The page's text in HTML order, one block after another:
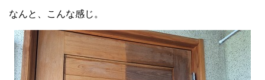
なんと、こんな感じ。